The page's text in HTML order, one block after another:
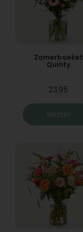
Zomerboeket
Quinty
23,95
Bestel